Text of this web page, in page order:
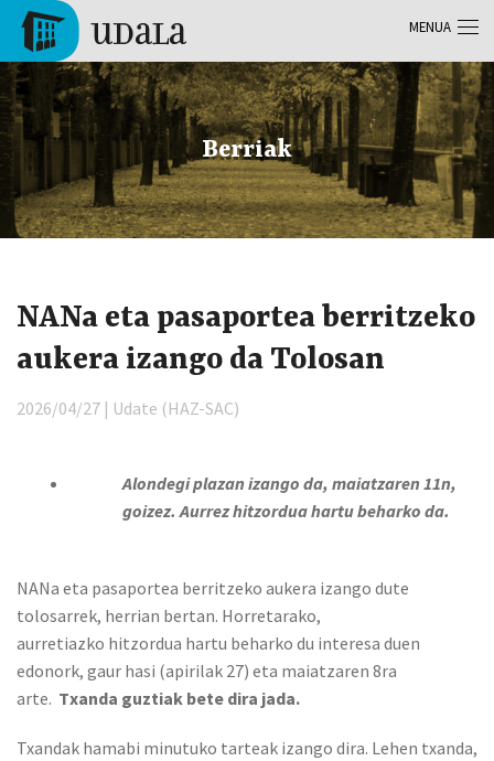
Skip to main content
Tolosa
Berriak
NANa eta pasaportea berritzeko
aukera izango da Tolosan
2026/04/27 | Udate (HAZ-SAC)
Alondegi plazan izango da, maiatzaren 11n,
goizez. Aurrez hitzordua hartu beharko da.
NANa eta pasaportea berritzeko aukera izango dute
tolosarrek, herrian bertan. Horretarako,
aurretiazko hitzordua hartu beharko du interesa duen
edonork, gaur hasi (apirilak 27) eta maiatzaren 8ra
arte. Txanda guztiak bete dira jada.
Txandak hamabi minutuko tarteak izango dira. Lehen txanda,
MENUA